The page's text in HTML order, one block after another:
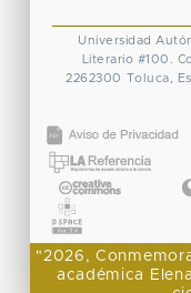
Universidad
Literario #100.
2262300 Toluca,
"2026,
académica